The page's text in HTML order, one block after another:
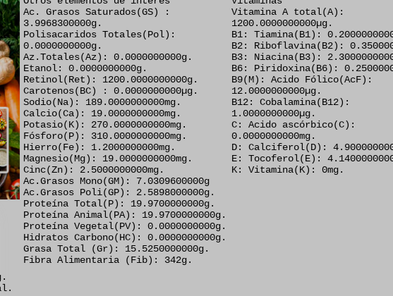
Ac. Grasos Saturados(GS) :
3.9968300000g.
Polisacaridos Totales(Pol):
0.0000000000g.
Az.Totales(Az): 0.0000000000g.
Etanol: 0.0000000000g.
Retinol(Ret): 1200.0000000000g.
Carotenos(BC) : 0.0000000000µg.
Sodio(Na): 189.0000000000mg.
Calcio(Ca): 19.0000000000mg.
Potasio(K): 270.0000000000mg.
Fósforo(P): 310.0000000000mg.
Hierro(Fe): 1.2000000000mg.
Magnesio(Mg): 19.0000000000mg.
Cinc(Zn): 2.5000000000mg.
Ac.Grasos Mono(GM): 7.0309600000g
Ac.Grasos Poli(GP): 2.5898000000g.
Proteína Total(P): 19.9700000000g.
Proteína Animal(PA): 19.9700000000g.
Proteína Vegetal(PV): 0.0000000000g.
Hidratos Carbono(HC): 0.0000000000g.
Grasa Total (Gr): 15.5250000000g.
Fibra Alimentaria (Fib): 342g.
Vitamina A total(A):
1200.0000000000µg.
B1: Tiamina(B1):
B2: Riboflavina(B2):
B3: Niacina(B3):
B6: Piridoxina(B6):
B9(M): Acido Fólico(AcF):
12.0000000000µg.
B12: Cobalamina(B12):
1.0000000000µg.
C: Acido ascórbico(C):
0.0000000000mg.
D: Calciferol(D):
E: Tocoferol(E):
K: Vitamina(K): 0mg.